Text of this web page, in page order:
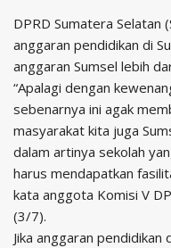
DPRD Sumatera Selatan
anggaran pendidikan di
anggaran Sumsel lebih
“Apalagi dengan
sebenarnya ini agak
masyarakat kita juga
dalam artinya sekolah
harus mendapatkan
kata anggota Komisi V
(3/7).
Jika anggaran